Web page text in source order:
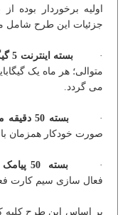
اولیه برخوردار بوده
جزئیات این طرح شامل
· بسته اینترنت 5 گیگابایتی 5 ماهه
متوالی؛ هر ماه یک
می گردد.
· بسته 50 دقیقه مکالمه 30 روزه
صورت خودکار همزمان
· بسته 50 پیامک 30 روزه
فعال سازی سیم کارت
بر اساس این طرح کلیه